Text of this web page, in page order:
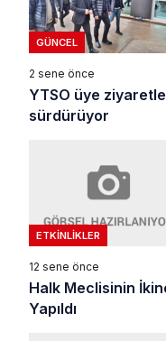
GÜNCEL
2 sene önce
YTSO üye
sürdürüyor
ETKINLIKLER
12 sene önce
Halk Meclisinin
Yapıldı